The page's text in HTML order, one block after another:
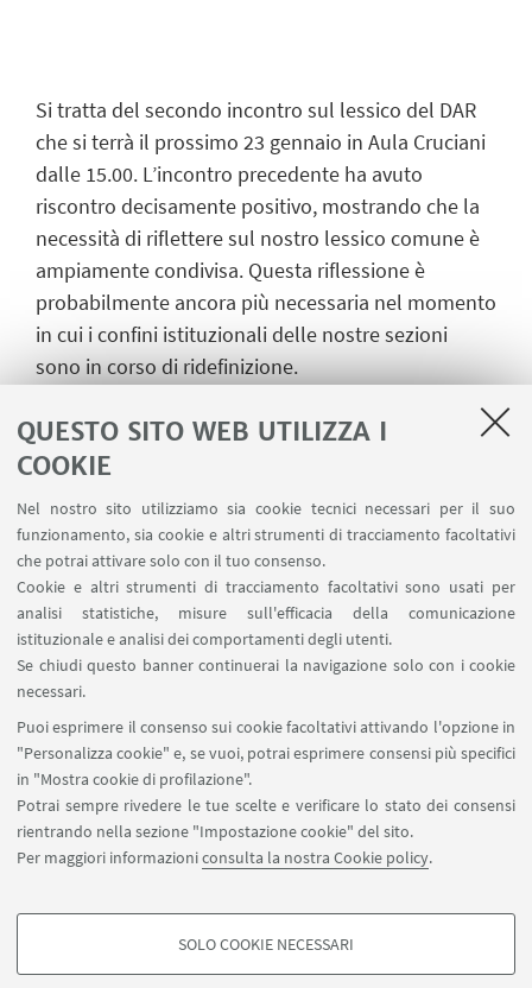
QUESTO SITO WEB UTILIZZA I
COOKIE
Nel nostro sito utilizziamo sia cookie tecnici necessari per il suo
funzionamento, sia cookie e altri strumenti di tracciamento facoltativi
che potrai attivare solo con il tuo consenso.
Cookie e altri strumenti di tracciamento facoltativi sono usati per
analisi statistiche, misure sull'efficacia della comunicazione
istituzionale e analisi dei comportamenti degli utenti.
Se chiudi questo banner continuerai la navigazione solo con i cookie
necessari.
Puoi esprimere il consenso sui cookie facoltativi attivando l'opzione in
"Personalizza cookie" e, se vuoi, potrai esprimere consensi più specifici
in "Mostra cookie di profilazione".
Potrai sempre rivedere le tue scelte e verificare lo stato dei consensi
rientrando nella sezione "Impostazione cookie" del sito.
Per maggiori informazioniconsulta la nostra Cookie policy.
COOKIE DI PROFILAZIONE - FACOLTATIVI
SOLO COOKIE NECESSARI
Si tratta del secondo incontro sul lessico del DAR
che si terrà il prossimo 23 gennaio in Aula Cruciani
dalle 15.00. L’incontro precedente ha avuto
riscontro decisamente positivo, mostrando che la
necessità di riflettere sul nostro lessico comune è
ampiamente condivisa. Questa riflessione è
probabilmente ancora più necessaria nel momento
in cui i confini istituzionali delle nostre sezioni
sono in corso di ridefinizione.
sarà su “Temporalità e spazio digitale”. Sarà
animata da
coordinata daMaurizio Ricciardi (Storico-sociale).
Dopo i loro interventi tutti i presenti potranno
contribuire al dibattito.
IN EVIDENZA
Locandina[ .pdf 87Kb ]
Seguici su: